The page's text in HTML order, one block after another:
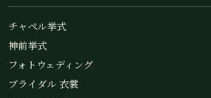
チャペル挙式
神前挙式
フォトウェディング
ブライダル 衣裳